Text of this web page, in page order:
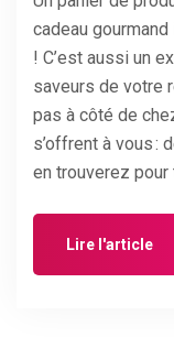
cadeau
! C’est aussi un
saveurs de votre
pas à côté de
s’offrent à vous :
en trouverez pour
Lire l'article